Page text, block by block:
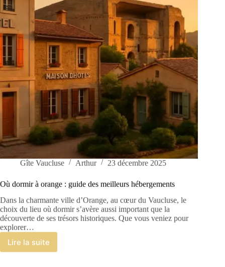
2025
Gîte Vaucluse Arthur 23 décembre 2025
Où dormir à orange : guide des meilleurs hébergements
Dans la charmante ville d’Orange, au cœur du Vaucluse, le
choix du lieu où dormir s’avère aussi important que la
découverte de ses trésors historiques. Que vous veniez pour
explorer…
Lire la suite
Où
dormir